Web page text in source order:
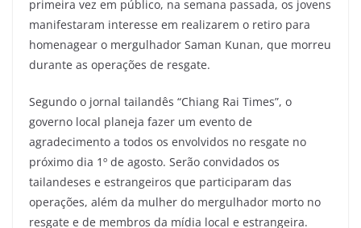
primeira vez em público, na semana passada, os jovens
manifestaram interesse em realizarem o retiro para
homenagear o mergulhador Saman Kunan, que morreu
durante as operações de resgate.
Segundo o jornal tailandês “Chiang Rai Times”, o
governo local planeja fazer um evento de
agradecimento a todos os envolvidos no resgate no
próximo dia 1º de agosto. Serão convidados os
tailandeses e estrangeiros que participaram das
operações, além da mulher do mergulhador morto no
resgate e de membros da mídia local e estrangeira.